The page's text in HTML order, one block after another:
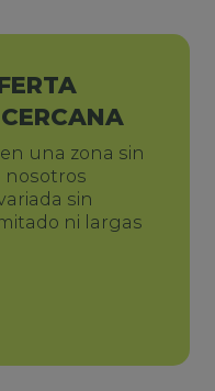
una zona sin
nosotros
sin
ni largas